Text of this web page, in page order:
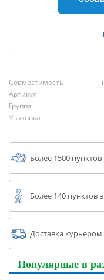
Совместимость
Артикул
Группа
Упаковка
Более 1500
Более 140 пунктов
Доставка курьером
Популярные в